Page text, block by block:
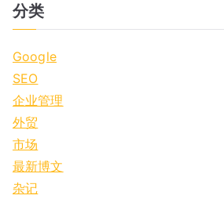
分类
Google
SEO
企业管理
外贸
市场
最新博文
杂记